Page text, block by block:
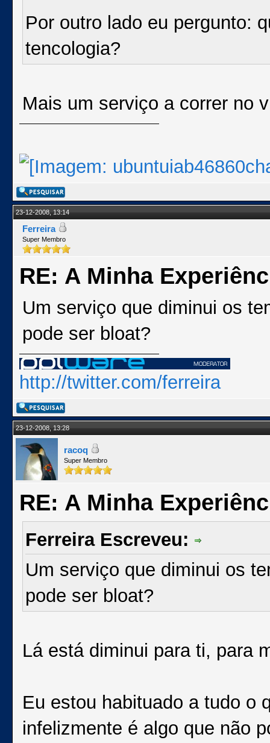
Por outro lado eu pergunto:
tencologia?
Mais um serviço a correr no
23-12-2008, 13:14
Ferreira
Super Membro
RE: A Minha
Um serviço que diminui os
pode ser bloat?
http://twitter.com/ferreira
23-12-2008, 13:28
racoq
Super Membro
RE: A Minha
Ferreira Escreveu:
Um serviço que diminui os
pode ser bloat?
Lá está diminui para ti, para
Eu estou habituado a tudo o
infelizmente é algo que não